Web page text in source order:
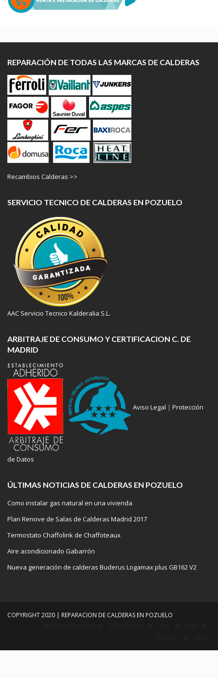
REPARACIÓN DE TODAS LAS MARCAS DE CALDERAS
Recambios Calderas >>
SERVICIO TECNICO DE CALDERAS EN POZUELO
AAC Servicio Tecnico Kalderalia S.L.
ARBITRAJE DE CONSUMO Y CERTIFICACION C. DE
MADRID
Aviso Legal | Protección
de Datos
ÚLTIMAS NOTICIAS DE CALDERAS EN POZUELO
Como instalar gas natural en una vivienda
Plan Renove de Salas de Calderas Madrid 2017
Termostato Chaffolink de Chaffoteaux
Aire acondicionado Gabarrón
Nueva generación de calderas Buderus Logamax plus GB162 V2
COPYRIGHT 2020 | REPARACION DE CALDERAS EN POZUELO